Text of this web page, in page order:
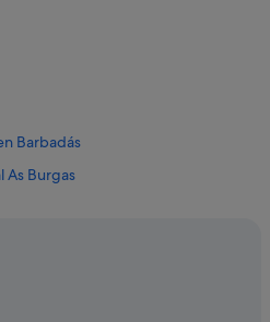
Barbadás
As Burgas